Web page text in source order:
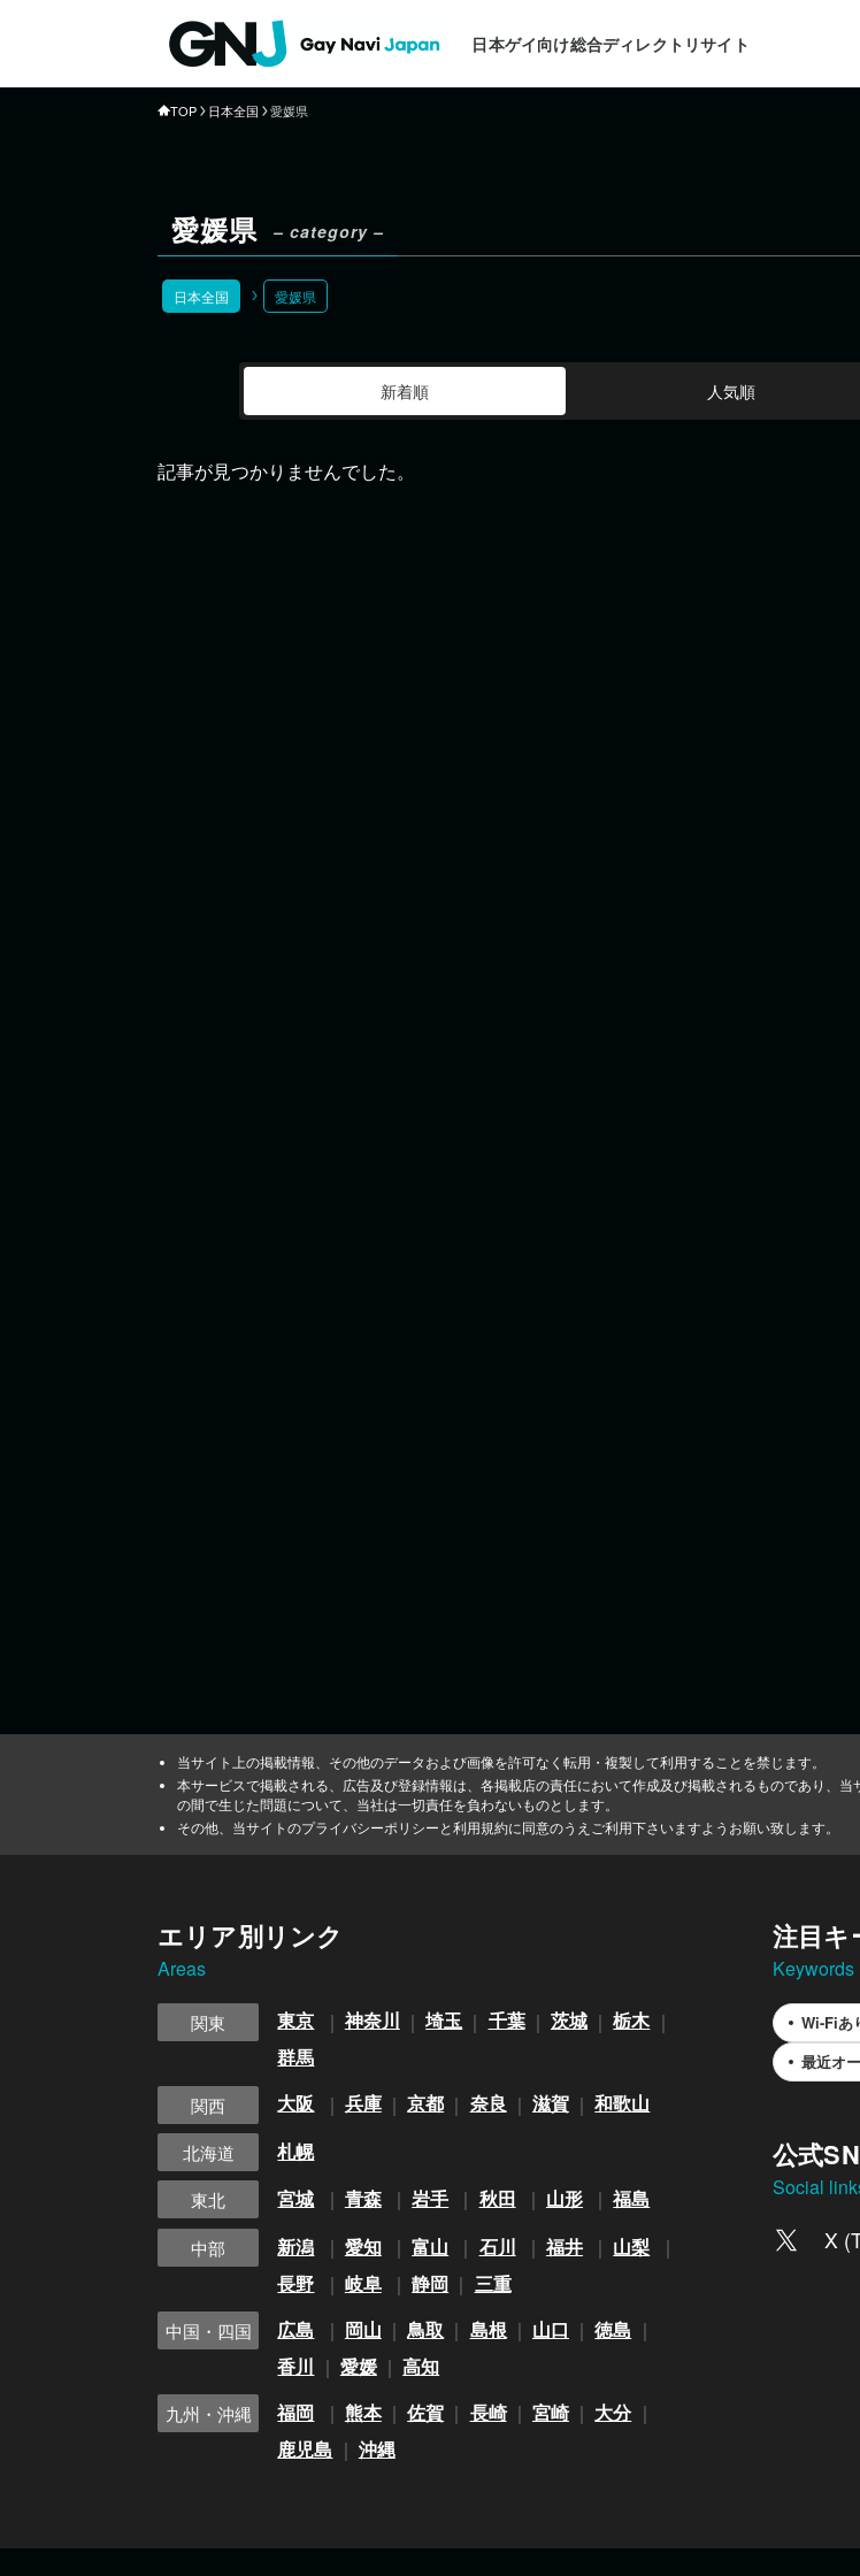
日本ゲイ向け総合ディレクトリサイト
TOP 日本全国 愛媛県
愛媛県 – category –
日本全国 愛媛県
新着順 人気順
記事が見つかりませんでした。
当サイト上の掲載情報、その他のデータおよび画像を許可なく転用・複製して利用することを禁じます。
本サービスで掲載される、広告及び登録情報は、各掲載店の責任において作成及び掲載されるものであり、
の間で生じた問題について、当社は一切責任を負わないものとします。
その他、当サイトのプライバシーポリシーと利用規約に同意のうえご利用下さいますようお願い致します。
エリア別リンク
Areas
関東 東京 神奈川 埼玉 千葉 茨城
栃木
群馬
関西 大阪 兵庫 京都 奈良 滋賀 和歌山
北海道 札幌
東北 宮城 青森 岩手 秋田 山形 福島
中部 新潟 愛知 富山 石川 福井
山梨
長野
岐阜 静岡 三重
中国・四国 広島 岡山 鳥取 島根 山口
徳島
香川
愛媛 高知
九州・沖縄 福岡 熊本 佐賀 長崎 宮崎
大分
鹿児島
沖縄
注目キ
Keywords
Wi-Fiあ
最近オ
公式
Social
X